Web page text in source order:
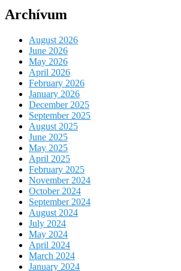
Archívum
August 2026
June 2026
May 2026
April 2026
February 2026
January 2026
December 2025
September 2025
August 2025
June 2025
May 2025
April 2025
February 2025
November 2024
October 2024
September 2024
August 2024
July 2024
May 2024
April 2024
March 2024
January 2024